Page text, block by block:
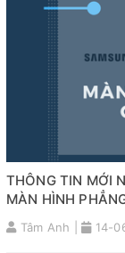
THÔNG TIN MỚI
MÀN HÌNH
Tâm Anh | 14-